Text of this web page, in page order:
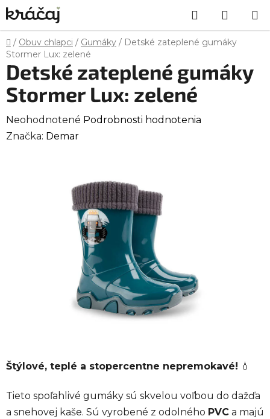
Prejsť
na
obsah
Hľadať
KOŠÍK
Domov
/ Obuv chlapci / Gumáky / Detské zateplené gumáky
Stormer Lux: zelené
Štýlové, teplé a stopercentne nepremokavé! 💧
Tieto spoľahlivé gumáky sú skvelou voľbou do dažďa
a snehovej kaše. Sú vyrobené z odolného PVC a majú
Detské zateplené gumáky
Stormer Lux: zelené
Priemerné
hodnotenie
Neohodnotené Podrobnosti hodnotenia
Značka: Demar